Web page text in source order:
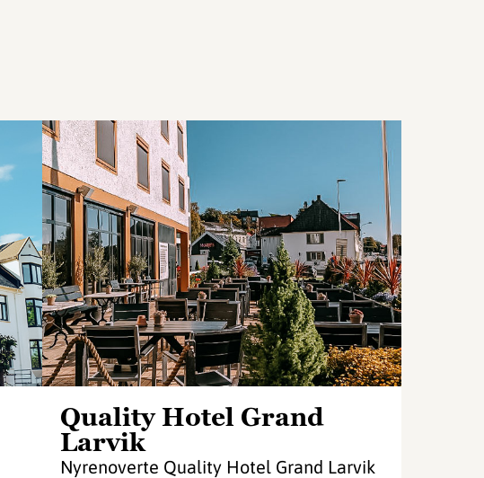
Quality Hotel Grand
Larvik
Nyrenoverte Quality Hotel Grand Larvik